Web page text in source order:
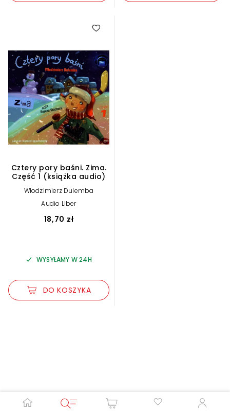
Cztery pory baśni. Zima.
Część 1 (książka audio)
Włodzimierz Dulemba
Audio Liber
18,70 zł
WYSYŁAMY W 24H
DO KOSZYKA
Podkreślenie linków